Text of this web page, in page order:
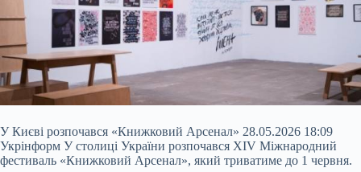
У Києві розпочався «Книжковий Арсенал» 28.05.2026 18:09
Укрінформ У столиці України розпочався ХІV Міжнародний
фестиваль «Книжковий Арсенал», який триватиме до 1 червня.